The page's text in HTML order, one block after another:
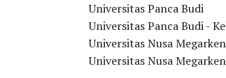
Universitas Panca Budi
Universitas Panca Budi -
Universitas Nusa
Universitas Nusa